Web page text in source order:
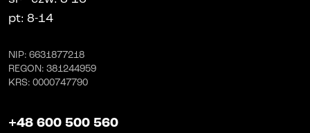
pt: 8-14
NIP: 6631877218
REGON: 381244959
KRS: 0000747790
+48 600 500 560